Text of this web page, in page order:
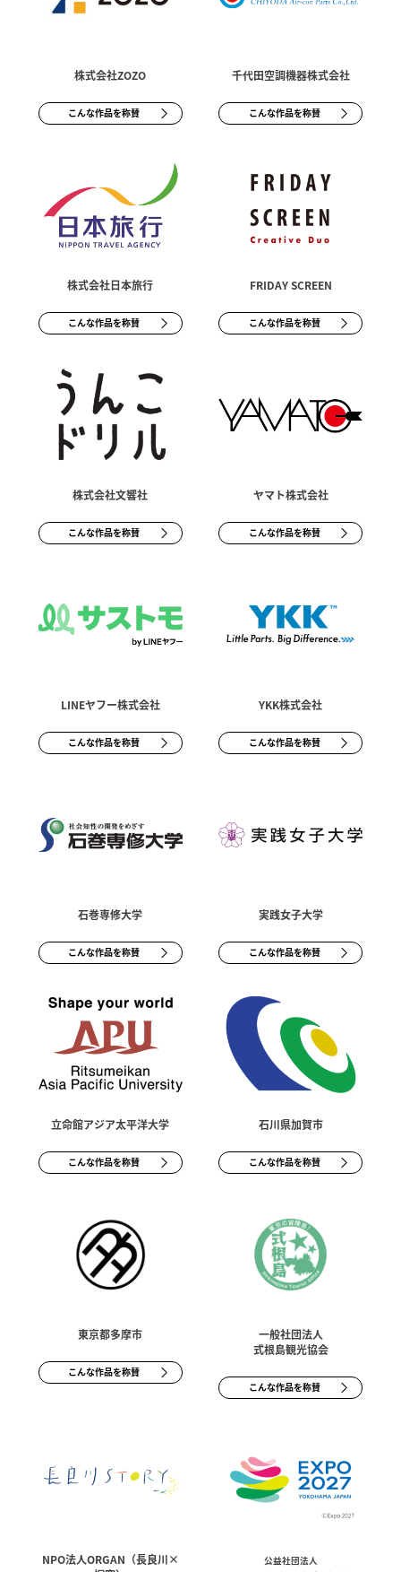
株式会社ZOZO
こんな作品を称賛
千代田空調機器株式会社
こんな作品を称賛
株式会社日本旅行
こんな作品を称賛
FRIDAY SCREEN
こんな作品を称賛
株式会社文響社
こんな作品を称賛
ヤマト株式会社
こんな作品を称賛
LINEヤフー株式会社
こんな作品を称賛
YKK株式会社
こんな作品を称賛
石巻専修大学
こんな作品を称賛
実践女子大学
こんな作品を称賛
立命館アジア太平洋大学
こんな作品を称賛
石川県加賀市
こんな作品を称賛
東京都多摩市
こんな作品を称賛
一般社団法人
式根島観光協会
こんな作品を称賛
NPO法人ORGAN（長良川×
公益社団法人